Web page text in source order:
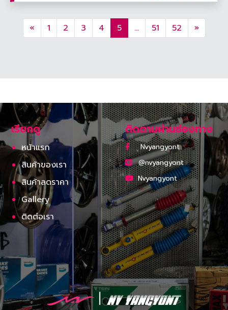
« 1 2 3 4 5 ... 51 52 »
เรียกดู
หน้าแรก
สินค้าของเรา
สินค้าลดราคา
Gallery
ติดต่อเรา
ติดตามผ่านช่องทาง
Nvyangyont
@nvyangyont
Nvyangyont